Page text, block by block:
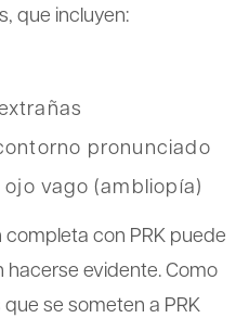
que incluyen:
pronunciado
vago (ambliopía)
con PRK puede
hacerse evidente. Como
se someten a PRK